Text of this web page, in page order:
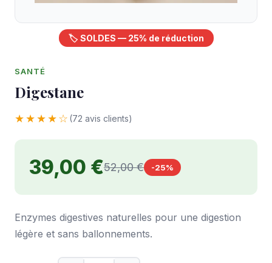
🏷️ SOLDES — 25% de réduction
SANTÉ
Digestane
★★★★☆ (72 avis clients)
39,00 €52,00 € -25%
Enzymes digestives naturelles pour une digestion
légère et sans ballonnements.